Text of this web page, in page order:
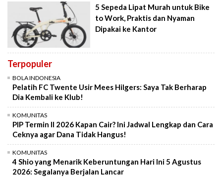
5 Sepeda Lipat Murah untuk Bike
to Work, Praktis dan Nyaman
Dipakai ke Kantor
Terpopuler
BOLA INDONESIA
Pelatih FC Twente Usir Mees Hilgers: Saya Tak Berharap
Dia Kembali ke Klub!
KOMUNITAS
PIP Termin II 2026 Kapan Cair? Ini Jadwal Lengkap dan Cara
Ceknya agar Dana Tidak Hangus!
KOMUNITAS
4 Shio yang Menarik Keberuntungan Hari Ini 5 Agustus
2026: Segalanya Berjalan Lancar